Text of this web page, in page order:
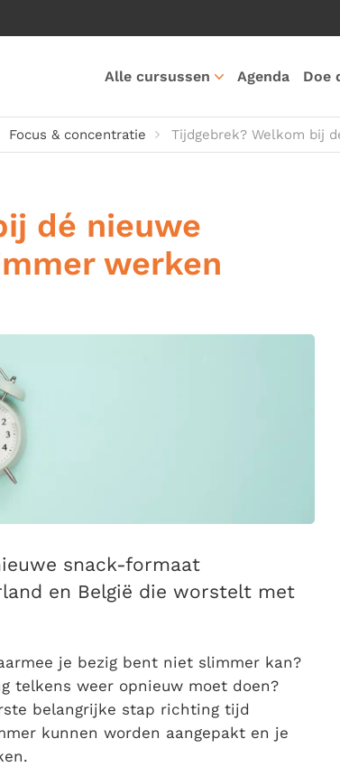
Alle cursussen Agenda Doe
Focus & concentratie Tijdgebrek? Welkom bij
dé nieuwe
werken
snack-formaat
en België die worstelt met
je bezig bent niet slimmer kan?
telkens weer opnieuw moet doen?
belangrijke stap richting tijd
kunnen worden aangepakt en je